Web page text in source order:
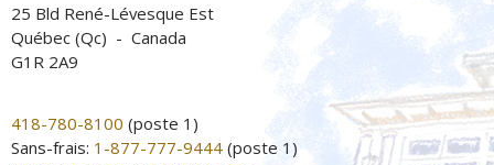
25 Bld René-Lévesque Est
Québec (Qc) - Canada
G1R 2A9
418-780-8100 (poste 1)
Sans-frais: 1-877-777-9444 (poste 1)